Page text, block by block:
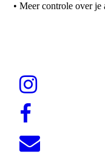
• Meer controle over